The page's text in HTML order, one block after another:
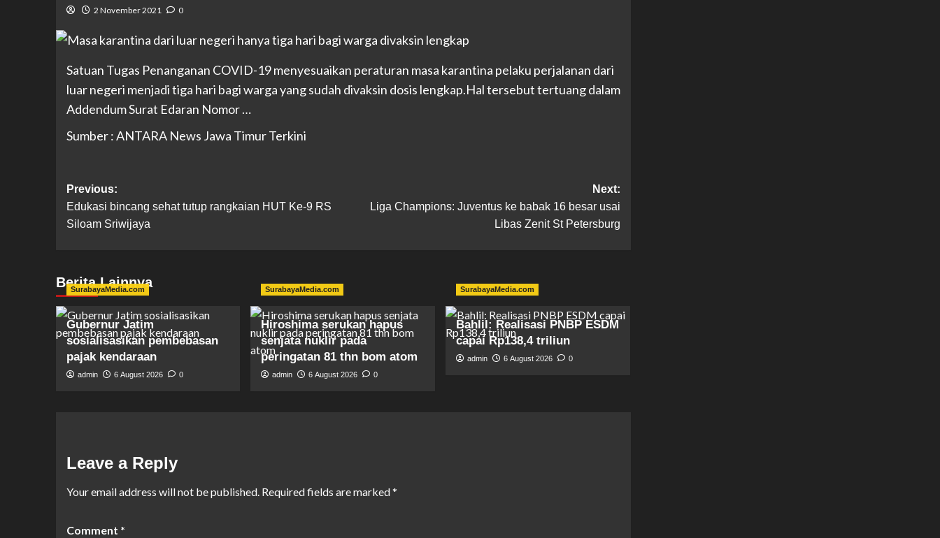
2 November 2021 0
Satuan Tugas Penanganan COVID-19 menyesuaikan peraturan masa karantina pelaku perjalanan dari
luar negeri menjadi tiga hari bagi warga yang sudah divaksin dosis lengkap.Hal tersebut tertuang dalam
Addendum Surat Edaran Nomor …
Sumber : ANTARA News Jawa Timur Terkini
Previous:
Edukasi bincang sehat tutup rangkaian HUT Ke-9 RS
Siloam Sriwijaya
Next:
Liga Champions: Juventus ke babak 16 besar usai
Libas Zenit St Petersburg
Berita Lainnya
SurabayaMedia.com
Gubernur Jatim
sosialisasikan pembebasan
pajak kendaraan
admin 6 August 2026 0
SurabayaMedia.com
Hiroshima serukan hapus
senjata nuklir pada
peringatan 81 thn bom atom
admin 6 August 2026 0
SurabayaMedia.com
Bahlil: Realisasi PNBP ESDM
capai Rp138,4 triliun
admin 6 August 2026 0
Leave a Reply
Your email address will not be published. Required fields are marked*
Comment *